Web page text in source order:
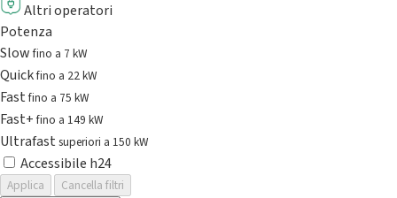
Altri operatori
Potenza
Slowfino a 7 kW
Quickfino a 22 kW
Fastfino a 75 kW
Fast+fino a 149 kW
Ultrafast superiori a 150 kW
Accessibile h24
Applica
Cancella filtri